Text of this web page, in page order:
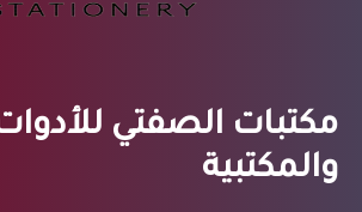
مكتبات الصفتي للأدوات
والمكتبية